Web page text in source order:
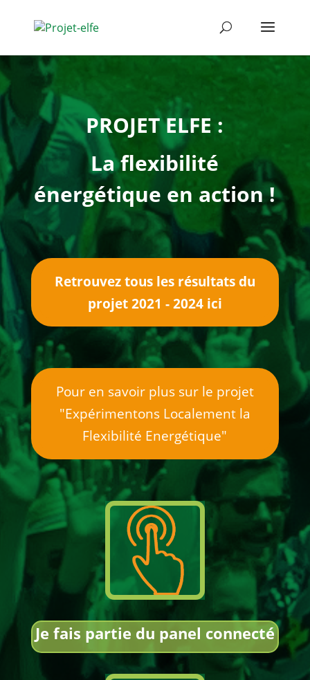
PROJET ELFE :
La flexibilité
énergétique en action !
Retrouvez tous les résultats du
projet 2021 - 2024 ici
Pour en savoir plus sur le projet
"Expérimentons Localement la
Flexibilité Energétique"
Je fais partie du panel connecté